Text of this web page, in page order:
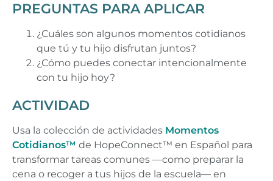
PREGUNTAS PARA APLICAR
¿Cuáles son algunos momentos cotidianos
que tú y tu hijo disfrutan juntos?
¿Cómo puedes conectar intencionalmente
con tu hijo hoy?
ACTIVIDAD
Usa la colección de actividades Momentos
Cotidianos™ de HopeConnect™ en Español para
transformar tareas comunes —como preparar la
cena o recoger a tus hijos de la escuela— en